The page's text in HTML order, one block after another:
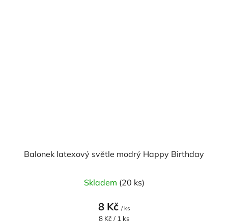
Balonek latexový světle modrý Happy Birthday
Skladem (20 ks)
8 Kč / ks
Měrná
8 Kč / 1 ks